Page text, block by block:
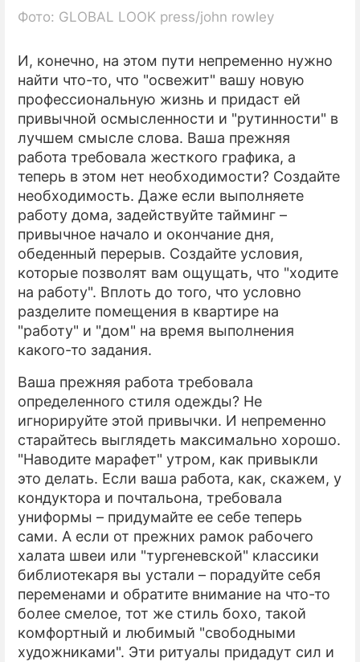
Фото: GLOBAL LOOK press/john rowley
И, конечно, на этом пути непременно нужно
найти что-то, что "освежит" вашу новую
профессиональную жизнь и придаст ей
привычной осмысленности и "рутинности" в
лучшем смысле слова. Ваша прежняя
работа требовала жесткого графика, а
теперь в этом нет необходимости? Создайте
необходимость. Даже если выполняете
работу дома, задействуйте тайминг –
привычное начало и окончание дня,
обеденный перерыв. Создайте условия,
которые позволят вам ощущать, что "ходите
на работу". Вплоть до того, что условно
разделите помещения в квартире на
"работу" и "дом" на время выполнения
какого-то задания.
Ваша прежняя работа требовала
определенного стиля одежды? Не
игнорируйте этой привычки. И непременно
старайтесь выглядеть максимально хорошо.
"Наводите марафет" утром, как привыкли
это делать. Если ваша работа, как, скажем, у
кондуктора и почтальона, требовала
униформы – придумайте ее себе теперь
сами. А если от прежних рамок рабочего
халата швеи или "тургеневской" классики
библиотекаря вы устали – порадуйте себя
переменами и обратите внимание на что-то
более смелое, тот же стиль бохо, такой
комфортный и любимый "свободными
художниками". Эти ритуалы придадут сил и